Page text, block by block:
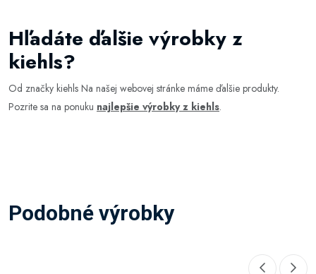
Hľadáte ďalšie výrobky z
kiehls?
Od značky kiehls Na našej webovej stránke máme ďalšie produkty.
Pozrite sa na ponuku najlepšie výrobky z kiehls.
Podobné výrobky